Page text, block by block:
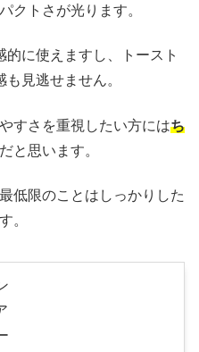
クトさが光ります。
に使えますし、トースト
見逃せません。
すさを重視したい方にはち
だと思います。
低限のことはしっかりした
。